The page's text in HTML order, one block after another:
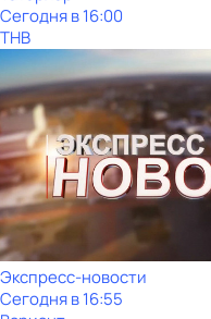
Сегодня в 16:00
ТНВ
Экспресс-новости
Сегодня в 16:55